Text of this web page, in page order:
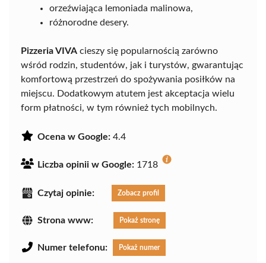
orzeźwiająca lemoniada malinowa,
różnorodne desery.
Pizzeria VIVA cieszy się popularnością zarówno
wśród rodzin, studentów, jak i turystów, gwarantując
komfortową przestrzeń do spożywania posiłków na
miejscu. Dodatkowym atutem jest akceptacja wielu
form płatności, w tym również tych mobilnych.
Ocena w Google: 4.4
Liczba opinii w Google: 1718
Czytaj opinie: Zobacz profil
Strona www: Pokaż stronę
Numer telefonu: Pokaż numer